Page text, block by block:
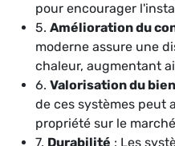
pour encourager
5. Amélioration du
moderne assure une
chaleur, augmentant
6. Valorisation du
de ces systèmes peut
propriété sur le
7. Durabilité : Les